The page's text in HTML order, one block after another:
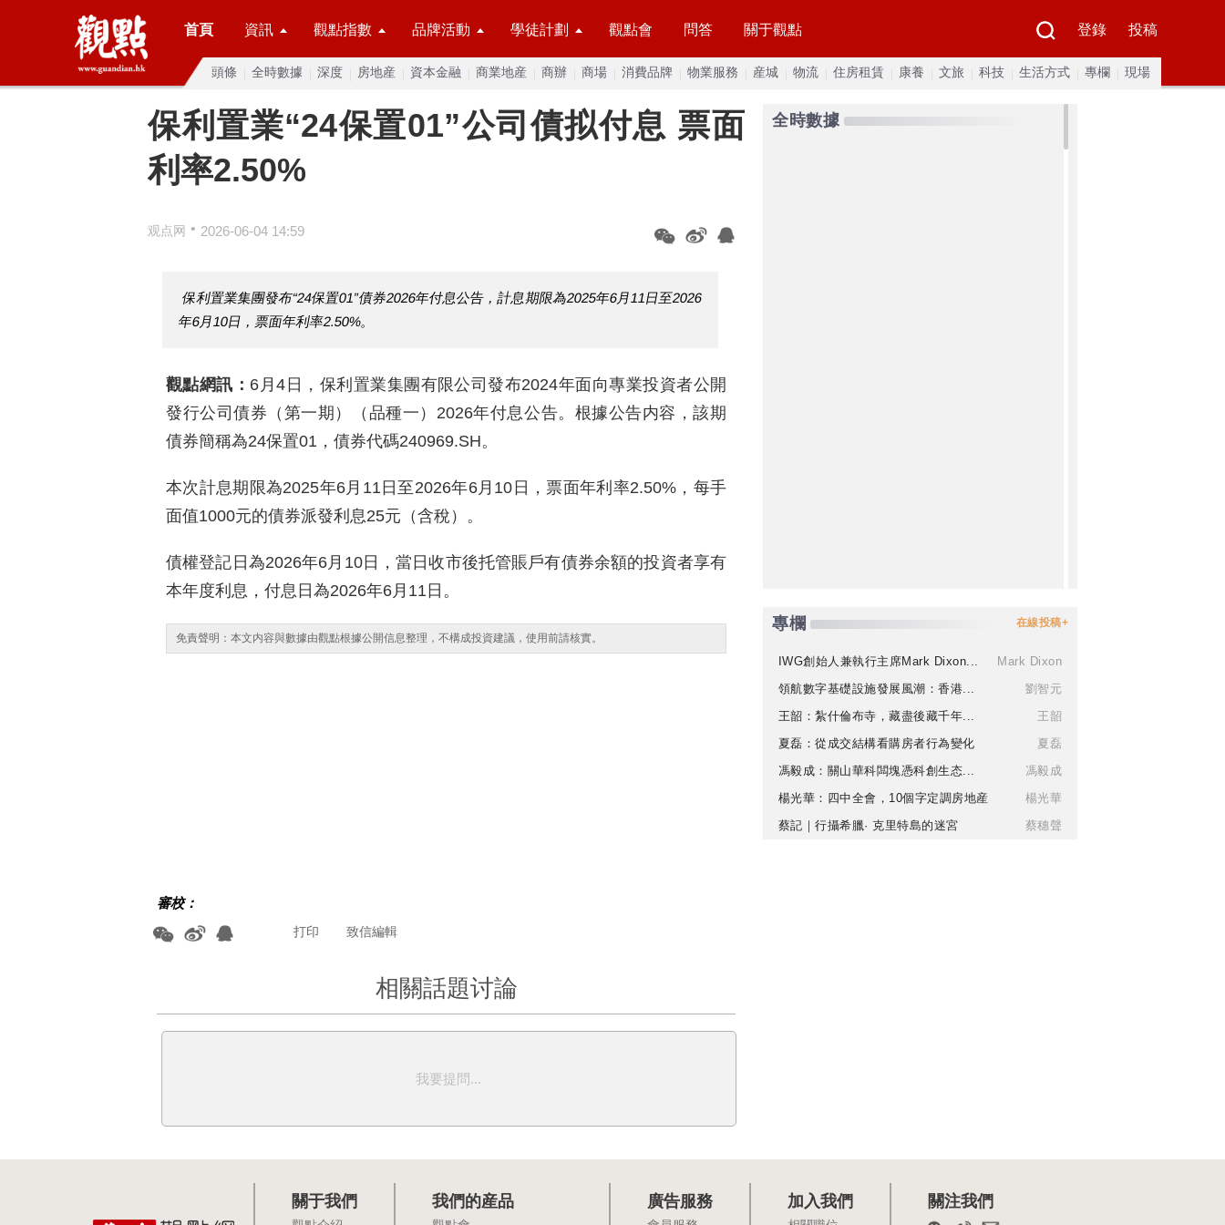
首頁 資訊 觀點指數 品牌活動 學徒計劃 觀點會 問答 關于觀點 登錄 投稿
頭條 全時數據 深度 房地産 資本金融 商業地産 商辦 商場 消費品牌 物業服務 産城 物流 住房租賃 康養 文旅 科技 生活方式 專欄 現場
保利置業“24保置01”公司債拟付息 票面
利率2.50%
观点网 • 2026-06-04 14:59
保利置業集團發布“24保置01”債券2026年付息公告，計息期限為2025年6月11日至2026
年6月10日，票面年利率2.50%。
觀點網訊： 6月4日，保利置業集團有限公司發布2024年面向專業投資者公開
發行公司債券（第一期）（品種一）2026年付息公告。根據公告内容，該期
債券簡稱為24保置01，債券代碼240969.SH。
本次計息期限為2025年6月11日至2026年6月10日，票面年利率2.50%，每手
面值1000元的債券派發利息25元（含稅）。
債權登記日為2026年6月10日，當日收市後托管賬戶有債券余額的投資者享有
本年度利息，付息日為2026年6月11日。
免責聲明：本文内容與數據由觀點根據公開信息整理，不構成投資建議，使用前請核實。
審校：
致信編輯
打印
相關話題讨論
我要提問...
全時數據
專欄 在線投稿+
IWG創始人兼執行主席Mark Dixon...
Mark Dixon
領航數字基礎設施發展風潮：香港...
劉智元
王韶：紮什倫布寺，藏盡後藏千年...
王韶
夏磊：從成交結構看購房者行為變化
夏磊
馮毅成：關山華科闆塊憑科創生态...
馮毅成
楊光華：四中全會，10個字定調房地産
楊光華
蔡記｜行攝希臘· 克里特島的迷宮
蔡穗聲
關于我們 我們的産品 廣告服務 加入我們 關注我們